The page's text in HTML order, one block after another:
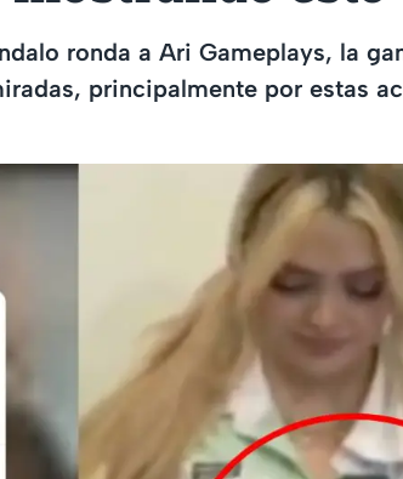
ronda a Ari Gameplays, la
principalmente por estas